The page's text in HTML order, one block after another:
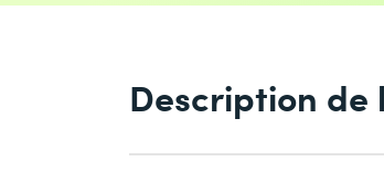
Description